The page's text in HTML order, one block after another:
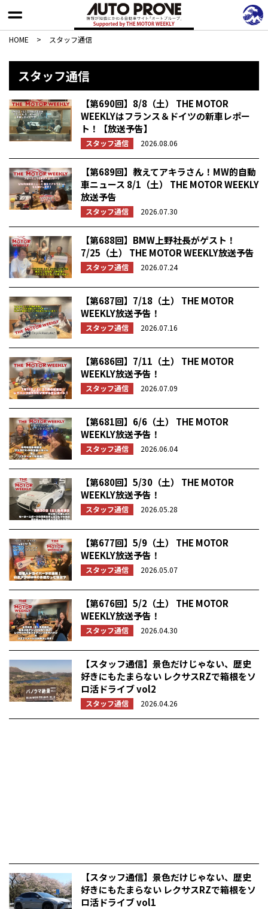
HOME > スタッフ通信
スタッフ通信
【第690回】8/8（土） THE MOTOR
WEEKLYはフランス＆ドイツの新車レポー
ト！【放送予告】
スタッフ通信 2026.08.06
【第689回】教えてアキラさん！MW的自動
車ニュース 8/1（土） THE MOTOR WEEKLY
放送予告
スタッフ通信 2026.07.30
【第688回】BMW上野社長がゲスト！
7/25（土） THE MOTOR WEEKLY放送予告
スタッフ通信 2026.07.24
【第687回】7/18（土） THE MOTOR
WEEKLY放送予告！
スタッフ通信 2026.07.16
【第686回】7/11（土） THE MOTOR
WEEKLY放送予告！
スタッフ通信 2026.07.09
【第681回】6/6（土） THE MOTOR
WEEKLY放送予告！
スタッフ通信 2026.06.04
【第680回】5/30（土） THE MOTOR
WEEKLY放送予告！
スタッフ通信 2026.05.28
【第677回】5/9（土） THE MOTOR
WEEKLY放送予告！
スタッフ通信 2026.05.07
【第676回】5/2（土） THE MOTOR
WEEKLY放送予告！
スタッフ通信 2026.04.30
【スタッフ通信】景色だけじゃない、歴史
好きにもたまらない レクサスRZで箱根をソ
ロ活ドライブ vol2
スタッフ通信 2026.04.26
【スタッフ通信】景色だけじゃない、歴史
好きにもたまらない レクサスRZで箱根をソ
ロ活ドライブ vol1